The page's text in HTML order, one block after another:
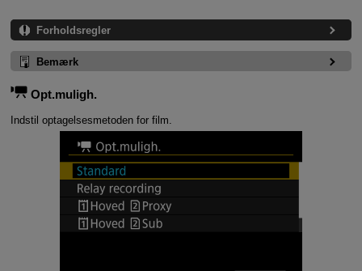
Forholdsregler
Bemærk
Opt.muligh.
Indstil optagelsesmetoden for film.